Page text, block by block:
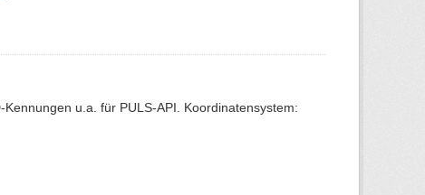
u.a. für PULS-API. Koordinatensystem: